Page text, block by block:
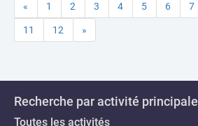
« 1 2 3 4 5 6 7
11 12 »
Recherche par activité principale
Toutes les activités